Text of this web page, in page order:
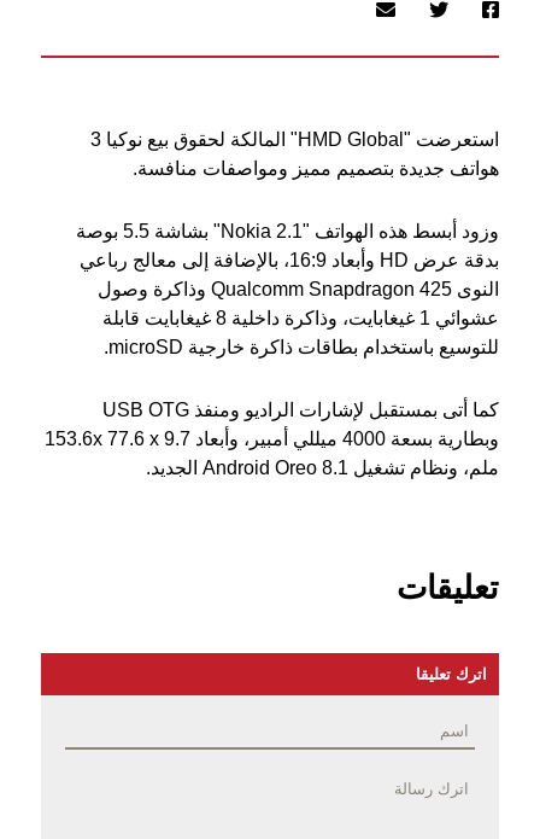
استعرضت "HMD Global" المالكة لحقوق بيع نوكيا 3
هواتف جديدة بتصميم مميز ومواصفات منافسة.
وزود أبسط هذه الهواتف "Nokia 2.1" بشاشة 5.5 بوصة
بدقة عرض HD وأبعاد 16:9، بالإضافة إلى معالج رباعي
النوى Qualcomm Snapdragon 425 وذاكرة وصول
عشوائي 1 غيغابايت، وذاكرة داخلية 8 غيغابايت قابلة
للتوسيع باستخدام بطاقات ذاكرة خارجية microSD.
كما أتى بمستقبل لإشارات الراديو ومنفذ USB OTG
وبطارية بسعة 4000 ميللي أمبير، وأبعاد 153.6x 77.6 x 9.7
ملم، ونظام تشغيل Android Oreo 8.1 الجديد.
تعليقات
اترك تعليقا